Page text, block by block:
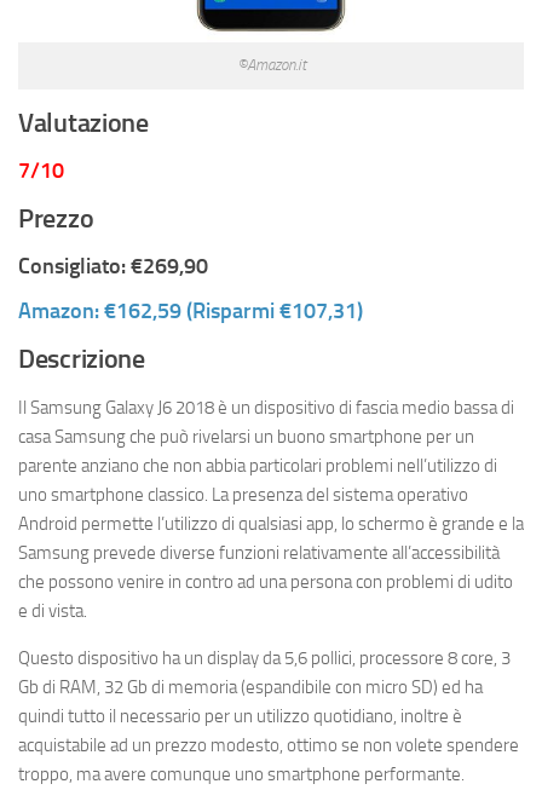
©Amazon.it
Valutazione
7/10
Prezzo
Consigliato: €269,90
Amazon: €162,59 (Risparmi €107,31)
Descrizione
Il Samsung Galaxy J6 2018 è un dispositivo di fascia medio bassa di
casa Samsung che può rivelarsi un buono smartphone per un
parente anziano che non abbia particolari problemi nell’utilizzo di
uno smartphone classico. La presenza del sistema operativo
Android permette l’utilizzo di qualsiasi app, lo schermo è grande e la
Samsung prevede diverse funzioni relativamente all’accessibilità
che possono venire in contro ad una persona con problemi di udito
e di vista.
Questo dispositivo ha un display da 5,6 pollici, processore 8 core, 3
Gb di RAM, 32 Gb di memoria (espandibile con micro SD) ed ha
quindi tutto il necessario per un utilizzo quotidiano, inoltre è
acquistabile ad un prezzo modesto, ottimo se non volete spendere
troppo, ma avere comunque uno smartphone performante.